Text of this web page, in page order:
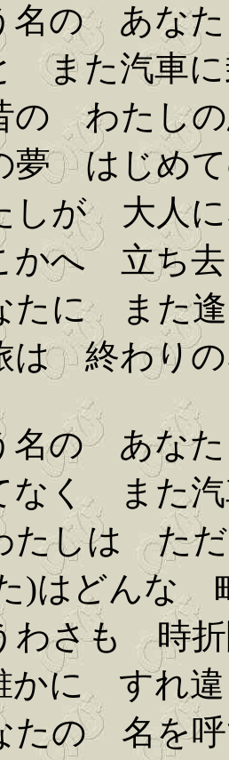
名の あな
また汽車
の わたし
夢 はじめ
しが 大人
かへ 立ち
たに また
は 終わり
名の あな
なく また汽
たしは た
)はどんな
わさも 時
かに すれ
たの 名を